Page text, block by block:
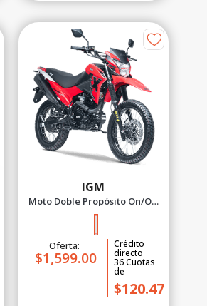
IGM
Moto Doble Propósito On/Off
Igm Venture 150X - 2027 Rojo
Oferta:
$1,599.00
Crédito
directo
36Cuotas
de
$120.47